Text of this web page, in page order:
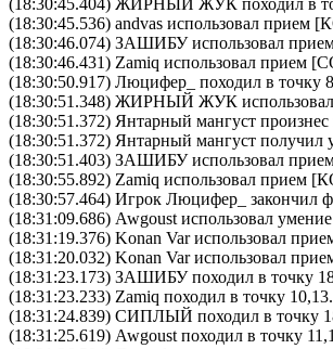
(18:30:45.536) andvas использовал прием [
(18:30:46.074) ЗАШИБУиспользовал
(18:30:46.431) Zamiq использовал прием [
(18:30:50.917) Люцифер_ походил в точку
(18:30:51.348) ЖИРНЫЙ ЖУК
(18:30:51.372) Янтарный мангуст
(18:30:51.372) Янтарный мангуст
(18:30:51.403) ЗАШИБУиспользовал
(18:30:55.892) Zamiq использовал прием [
(18:30:57.464) Игрок Люцифер_ закончил
(18:31:09.686) Awgoust использовал
(18:31:19.376) Konan Varиспользовал
(18:31:20.032) Konan Varиспользовал
(18:31:23.173) ЗАШИБУ походил в точку
(18:31:23.233) Zamiq походил в точку 10,13.
(18:31:24.839) СИПЛЫЙ походил в точку
(18:31:25.619) Awgoust походил в точку